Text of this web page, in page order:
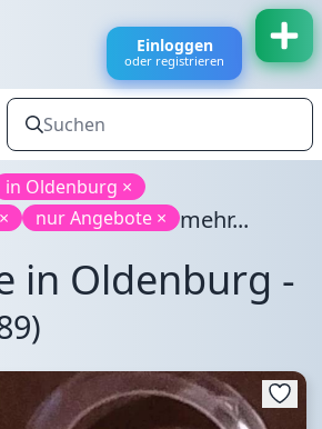
Einloggen
oder registrieren
in Oldenburg ×
nur Angebote × mehr...
in Oldenburg -